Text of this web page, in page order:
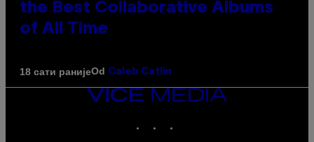
the Best Collaborative Albums
of All Time
18 сати ранијеOd Caleb Catlin
VICE